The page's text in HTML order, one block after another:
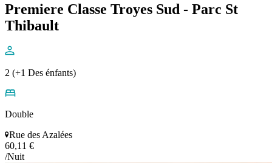
Premiere Classe Troyes Sud - Parc St
Thibault
2 (+1 Des énfants)
Double
Rue des Azalées
60,11 €
/Nuit